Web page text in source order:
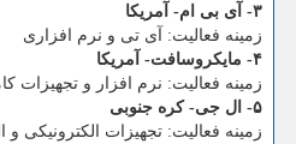
۳- آی بی ام- آمریکا
زمینه فعالیت: آی تی و نرم افزاری
۴- مایکروسافت- آمریکا
زمینه فعالیت: نرم افزار و تجهیزات
۵- ال جی- کره جنوبی
زمینه فعالیت: تجهیزات الکترونیکی و